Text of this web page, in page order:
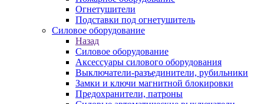
Огнетушители
Подставки под огнетушитель
Силовое оборудование
Назад
Силовое оборудование
Аксессуары силового оборудования
Выключатели-разъединители, рубильники
Замки и ключи магнитной блокировки
Предохранители, патроны